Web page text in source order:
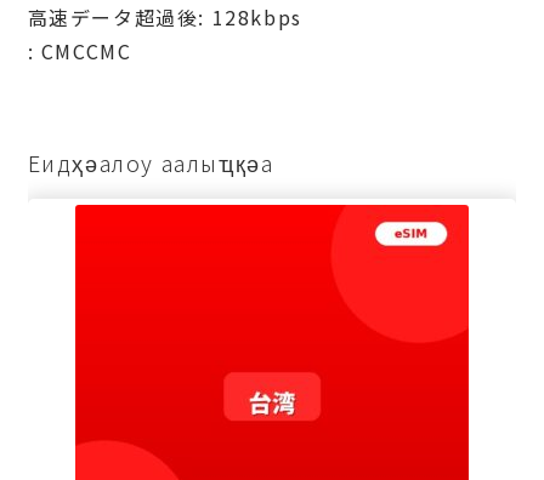
高速データ超過後: 128kbps
: СМССМС
Еидҳәалоу аалыҵқәа